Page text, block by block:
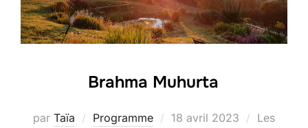
Brahma Muhurta
par Taïa Programme
Publié
18 avril 2023
Les